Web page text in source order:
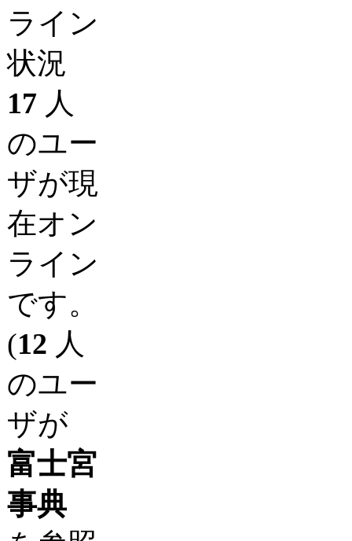
ライン
状況
17 人
のユー
ザが現
在オン
ライン
です。
(12 人
のユー
ザが
富士宮
事典